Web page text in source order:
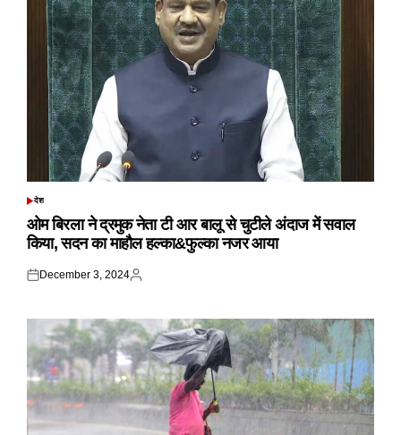
POSTED
देश
ओम बिरला ने द्रमुक नेता टी आर बालू से चुटीले अंदाज में सवाल
किया, सदन का माहौल हल्का&फुल्का नजर आया
Posted
December 3, 2024
Posted